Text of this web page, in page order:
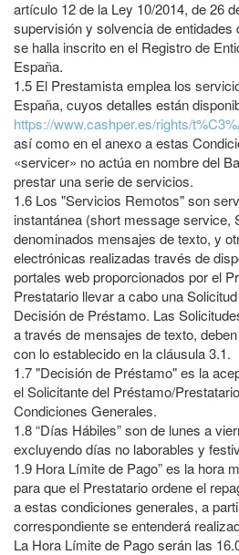
artículo 12 de la Ley 10/2014, de 26
supervisión y solvencia de entidades
se halla inscrito en el Registro de
España.
1.5 El Prestamista emplea los
España, cuyos detalles están
https://www.cashper.es/rights/
así como en el anexo a estas
«servicer» no actúa en nombre del
prestar una serie de servicios.
1.6 Los "Servicios Remotos" son
instantánea (short message service,
denominados mensajes de texto, y
electrónicas realizadas través de
portales web proporcionados por el
Prestatario llevar a cabo una
Decisión de Préstamo. Las
a través de mensajes de texto,
con lo establecido en la cláusula 3.1.
1.7"Decisión de Préstamo" es la
el Solicitante del Préstamo/
Condiciones Generales.
1.8 “Días Hábiles” son de lunes a
excluyendo días no laborables y
1.9 Hora Límite de Pago” es la hora
para que el Prestatario ordene el
a estas condiciones generales, a
correspondiente se entenderá
La Hora Límite de Pago serán las